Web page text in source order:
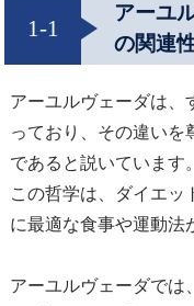
1-1
アーユ
の関連
アーユルヴェーダは、
っており、その違いを
であると説いています。
この哲学は、ダイエッ
に最適な食事や運動法
アーユルヴェーダでは